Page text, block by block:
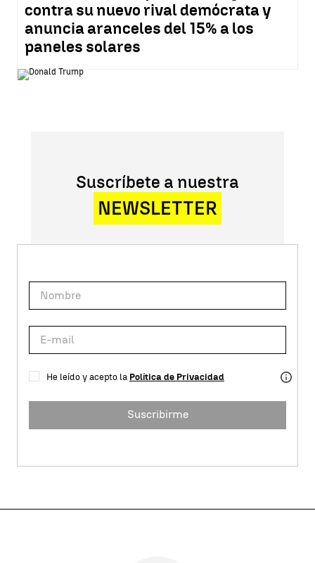
contra su nuevo rival demócrata y
anuncia aranceles del 15% a los
paneles solares
Suscríbete a nuestra
NEWSLETTER
He leído y acepto la Política de Privacidad
Suscribirme